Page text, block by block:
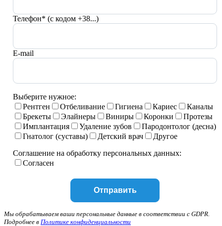
Телефон* (с кодом +38...)
E-mail
Выберите нужное:
Рентген
Отбеливание Гигиена Кариес
Каналы
Брекеты
Элайнеры Виниры Коронки
Протезы
Имплантация
Удаление зубов
Пародонтолог (десна)
Гнатолог (суставы)
Детский врач
Другое
Соглашение на обработку персональных данных:
Согласен
Мы обрабатываем ваши персональные данные в соответствии с GDPR.
Подробнее в Политике конфиденциальности